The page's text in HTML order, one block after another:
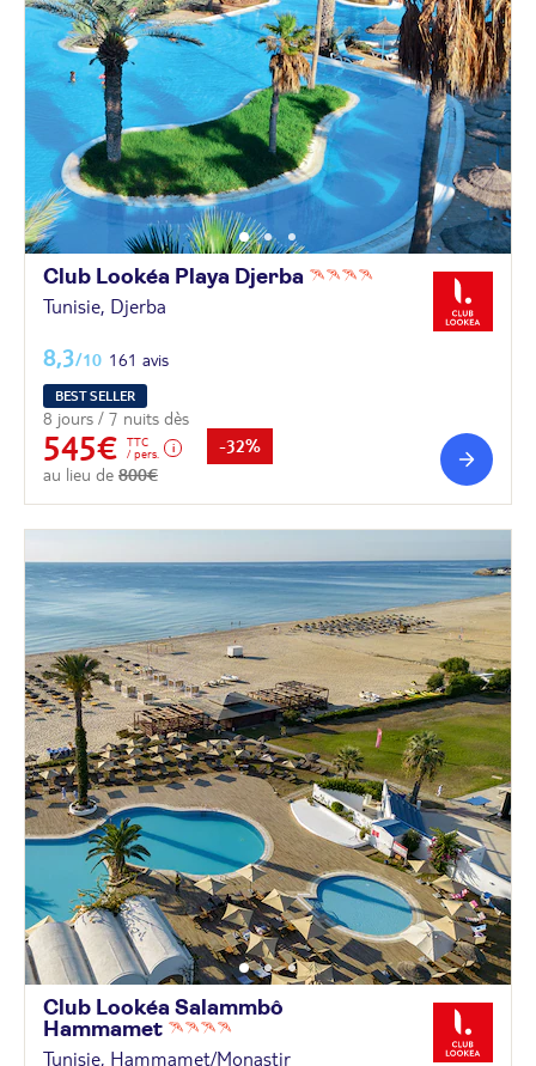
Club Lookéa Playa Djerba
Tunisie, Djerba
8,3/10 161 avis
BEST SELLER
8 jours / 7 nuits dès
545€
TTC
/ pers.
au lieu de 800€
-32%
Club Lookéa Salammbô
Hammamet
Tunisie, Hammamet/Monastir